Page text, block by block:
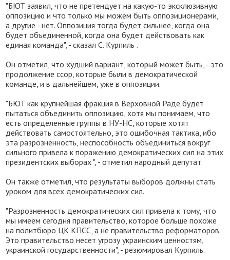
"БЮТ заявил, что не претендует на какую-то эксклюзивную
оппозицию и что только мы можем быть оппозиционерами,
а другие - нет. Оппозиция тогда будет сильнее, когда она
будет объединенной, когда она будет действовать как
единая команда", - сказал С. Курпиль.
Он отметил, что худший вариант, который может быть, - это
продолжение ссор, которые были в демократической
команде, и в дальнейшем, уже в оппозиции.
"БЮТ как крупнейшая фракция в Верховной Раде будет
пытаться объединить оппозицию, хотя мы понимаем, что
есть определенные группы в НУ-НС, которые хотят
действовать самостоятельно, это ошибочная тактика, ибо
эта разрозненность, неспособность объединиться вокруг
сильного привела к поражению демократических сил на этих
президентских выборах ", - отметил народный депутат.
Он также отметил, что результаты выборов должны стать
уроком для всех демократических сил.
"Разрозненность демократических сил привела к тому, что
мы имеем сегодня правительство, которое больше похоже
на политбюро ЦК КПСС, а не правительство реформаторов.
Это правительство несет угрозу украинским ценностям,
украинской государственности", - резюмировал Курпиль.